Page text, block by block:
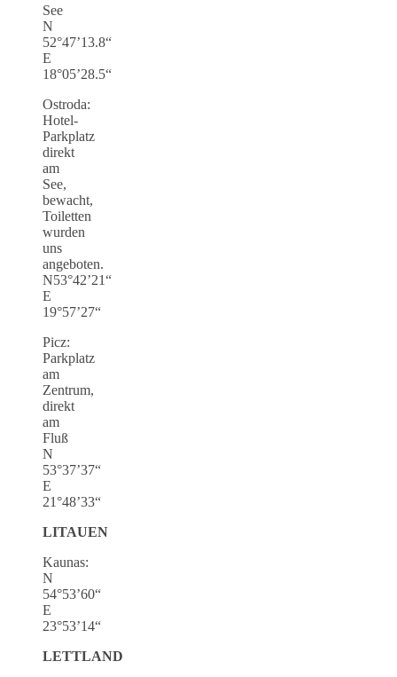
See
N
52°47’13.8“
E
18°05’28.5“
Ostroda:
Hotel-
Parkplatz
direkt
am
See,
bewacht,
Toiletten
wurden
uns
angeboten.
N53°42’21“
E
19°57’27“
Picz:
Parkplatz
am
Zentrum,
direkt
am
Fluß
N
53°37’37“
E
21°48’33“
LITAUEN
Kaunas:
N
54°53’60“
E
23°53’14“
LETTLAND